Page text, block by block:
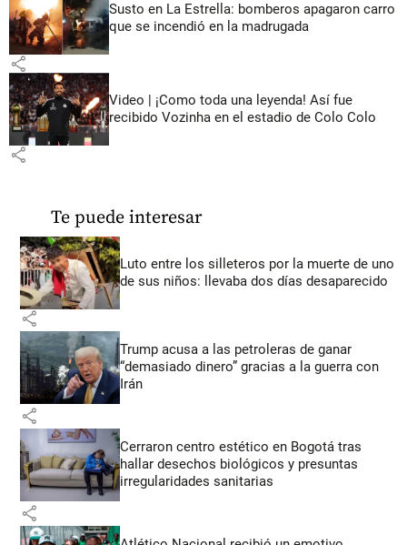
Susto en La Estrella: bomberos apagaron carro
que se incendió en la madrugada
share
Video | ¡Como toda una leyenda! Así fue
recibido Vozinha en el estadio de Colo Colo
share
Te puede interesar
Luto entre los silleteros por la muerte de uno
de sus niños: llevaba dos días desaparecido
share
Trump acusa a las petroleras de ganar
“demasiado dinero” gracias a la guerra con
Irán
share
Cerraron centro estético en Bogotá tras
hallar desechos biológicos y presuntas
irregularidades sanitarias
share